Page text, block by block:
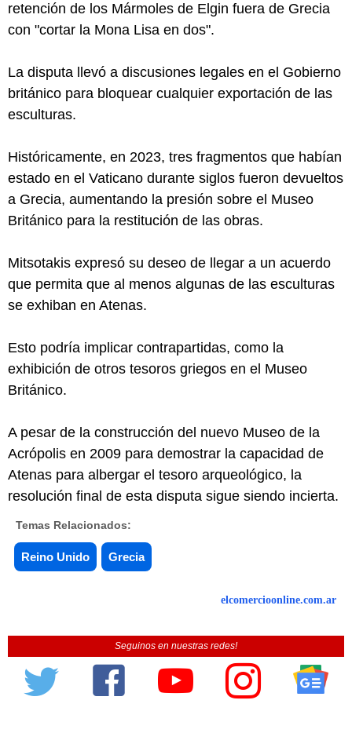
retención de los Mármoles de Elgin fuera de Grecia
con "cortar la Mona Lisa en dos".
La disputa llevó a discusiones legales en el Gobierno
británico para bloquear cualquier exportación de las
esculturas.
Históricamente, en 2023, tres fragmentos que habían
estado en el Vaticano durante siglos fueron devueltos
a Grecia, aumentando la presión sobre el Museo
Británico para la restitución de las obras.
Mitsotakis expresó su deseo de llegar a un acuerdo
que permita que al menos algunas de las esculturas
se exhiban en Atenas.
Esto podría implicar contrapartidas, como la
exhibición de otros tesoros griegos en el Museo
Británico.
A pesar de la construcción del nuevo Museo de la
Acrópolis en 2009 para demostrar la capacidad de
Atenas para albergar el tesoro arqueológico, la
resolución final de esta disputa sigue siendo incierta.
Temas Relacionados:
Reino Unido Grecia
elcomercioonline.com.ar
Seguinos en nuestras redes!